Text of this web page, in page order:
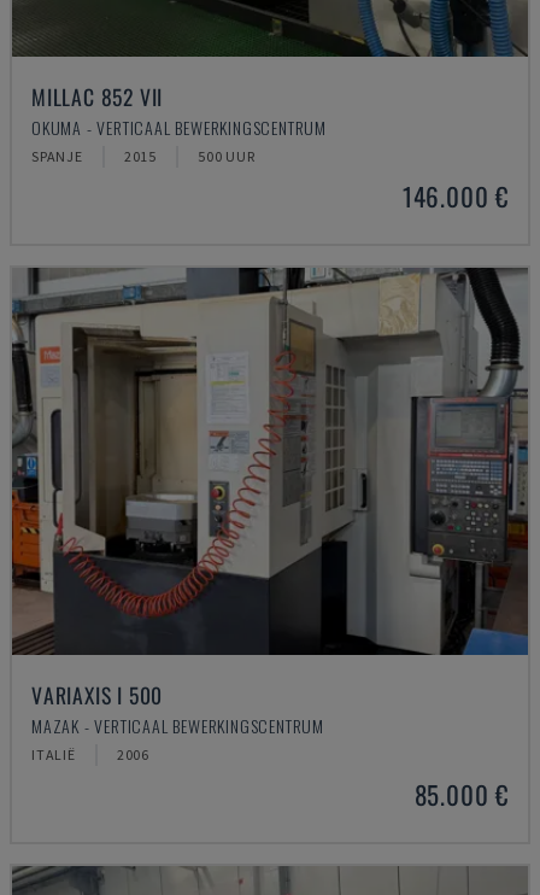
MILLAC 852 VII
OKUMA - VERTICAAL BEWERKINGSCENTRUM
SPANJE 2015 500 UUR
146.000 €
VARIAXIS I 500
MAZAK - VERTICAAL BEWERKINGSCENTRUM
ITALIË 2006
85.000 €